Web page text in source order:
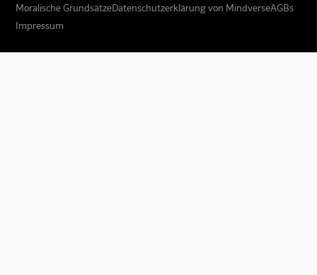
Moralische GrundsätzeDatenschutzerklärung von MindverseAGBs
Impressum